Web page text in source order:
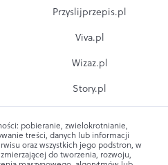
Przyslijprzepis.pl
Viva.pl
Wizaz.pl
Story.pl
pobieranie, zwielokrotnianie,
treści, danych lub informacji
oraz wszystkich jego podstron, w
do tworzenia, rozwoju,